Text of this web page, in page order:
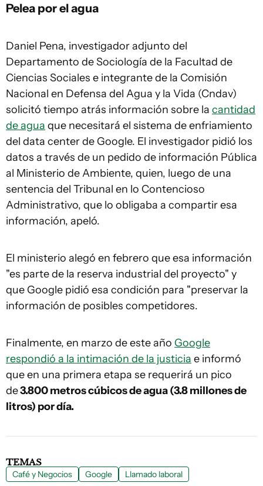
Pelea por el agua
Daniel Pena, investigador adjunto del
Departamento de Sociología de la Facultad de
Ciencias Sociales e integrante de la Comisión
Nacional en Defensa del Agua y la Vida (Cndav)
solicitó tiempo atrás información sobre la cantidad
de agua que necesitará el sistema de enfriamiento
del data center de Google. El investigador pidió los
datos a través de un pedido de información Pública
al Ministerio de Ambiente, quien, luego de una
sentencia del Tribunal en lo Contencioso
Administrativo, que lo obligaba a compartir esa
información, apeló.
El ministerio alegó en febrero que esa información
"es parte de la reserva industrial del proyecto" y
que Google pidió esa condición para "preservar la
información de posibles competidores.
Finalmente, en marzo de este año Google
respondió a la intimación de la justicia e informó
que en una primera etapa se requerirá un pico
de3.800 metros cúbicos de agua (3.8 millones de
litros) por día.
TEMAS
Café y Negocios Google Llamado laboral